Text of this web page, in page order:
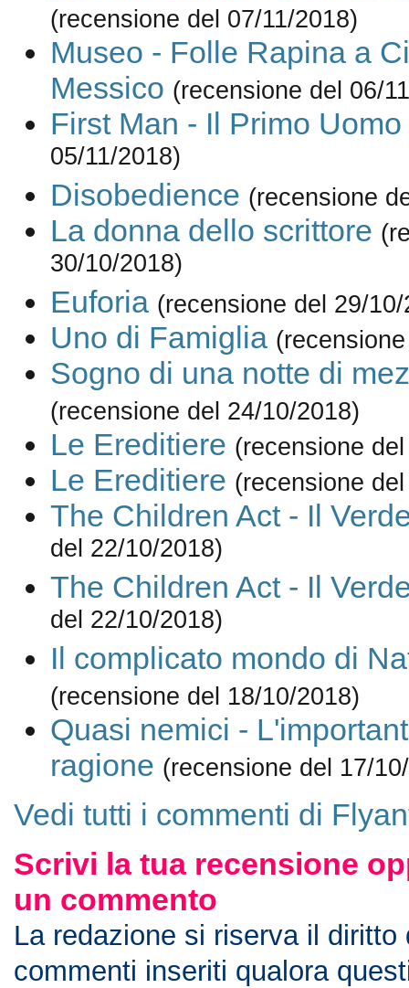
(recensione del 07/11/2018)
Museo - Folle Rapina a
Messico (recensione del 06/
First Man - Il Primo Uomo
05/11/2018)
Disobedience (recensione
La donna dello scrittore
30/10/2018)
Euforia (recensione del 29/
Uno di Famiglia
Sogno di una notte di
(recensione del 24/10/2018)
Le Ereditiere (recensione
Le Ereditiere (recensione
The Children Act - Il
del 22/10/2018)
The Children Act - Il
del 22/10/2018)
Il complicato mondo di
(recensione del 18/10/2018)
Quasi nemici -
ragione (recensione del 17/
Vedi tutti i commenti di
Scrivi la tua recensione
un commento
La redazione si riserva il diritto
commenti inseriti qualora